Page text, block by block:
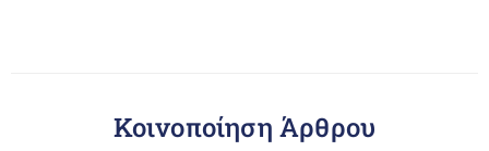
Κοινοποίηση Άρθρου